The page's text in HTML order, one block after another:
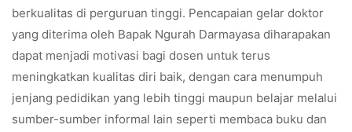
berkualitas di perguruan tinggi. Pencapaian gelar doktor
yang diterima oleh Bapak Ngurah Darmayasa diharapakan
dapat menjadi motivasi bagi dosen untuk terus
meningkatkan kualitas diri baik, dengan cara menumpuh
jenjang pedidikan yang lebih tinggi maupun belajar melalui
sumber-sumber informal lain seperti membaca buku dan